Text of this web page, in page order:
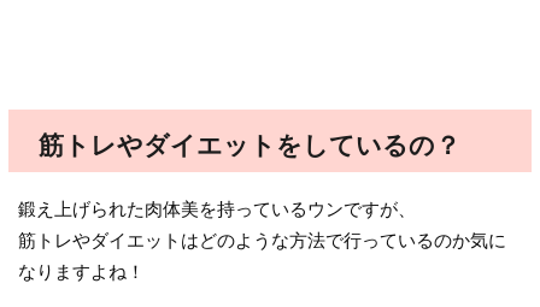
筋トレやダイエットをしているの？
鍛え上げられた肉体美を持っているウンですが、
筋トレやダイエットはどのような方法で行っているのか気に
なりますよね！